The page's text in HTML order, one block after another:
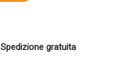
Spedizione gratuita